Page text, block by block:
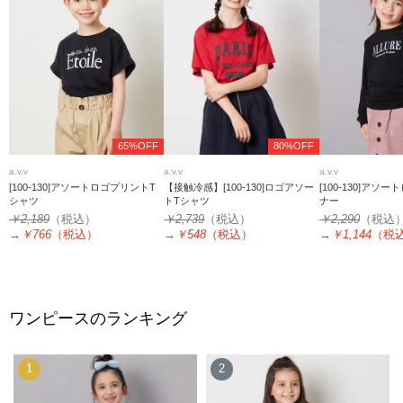
65%OFF
a.v.v
[100-130]アソートロゴプリントT
シャツ
￥2,189 （税込）
→ ￥766 （税込）
80%OFF
a.v.v
【接触冷感】[100-130]ロゴアソー
トTシャツ
￥2,739（税込）
→ ￥548 （税込）
a.v.v
[100-130]アソー
ナー
￥2,290（税込
→ ￥1,144（税
ワンピースのランキング
1 2